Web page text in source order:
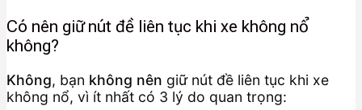
Có nên giữ nút đề liên tục khi xe không nổ
không?
Không, bạn không nên giữ nút đề liên tục khi xe
không nổ, vì ít nhất có 3 lý do quan trọng: